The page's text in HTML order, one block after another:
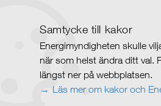
Samtycke till kakor
Energimyndigheten skulle
när som helst ändra ditt val.
längst ner på webbplatsen.
Läs mer om kakor och